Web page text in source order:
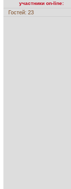
участники on-line:
Гостей: 23